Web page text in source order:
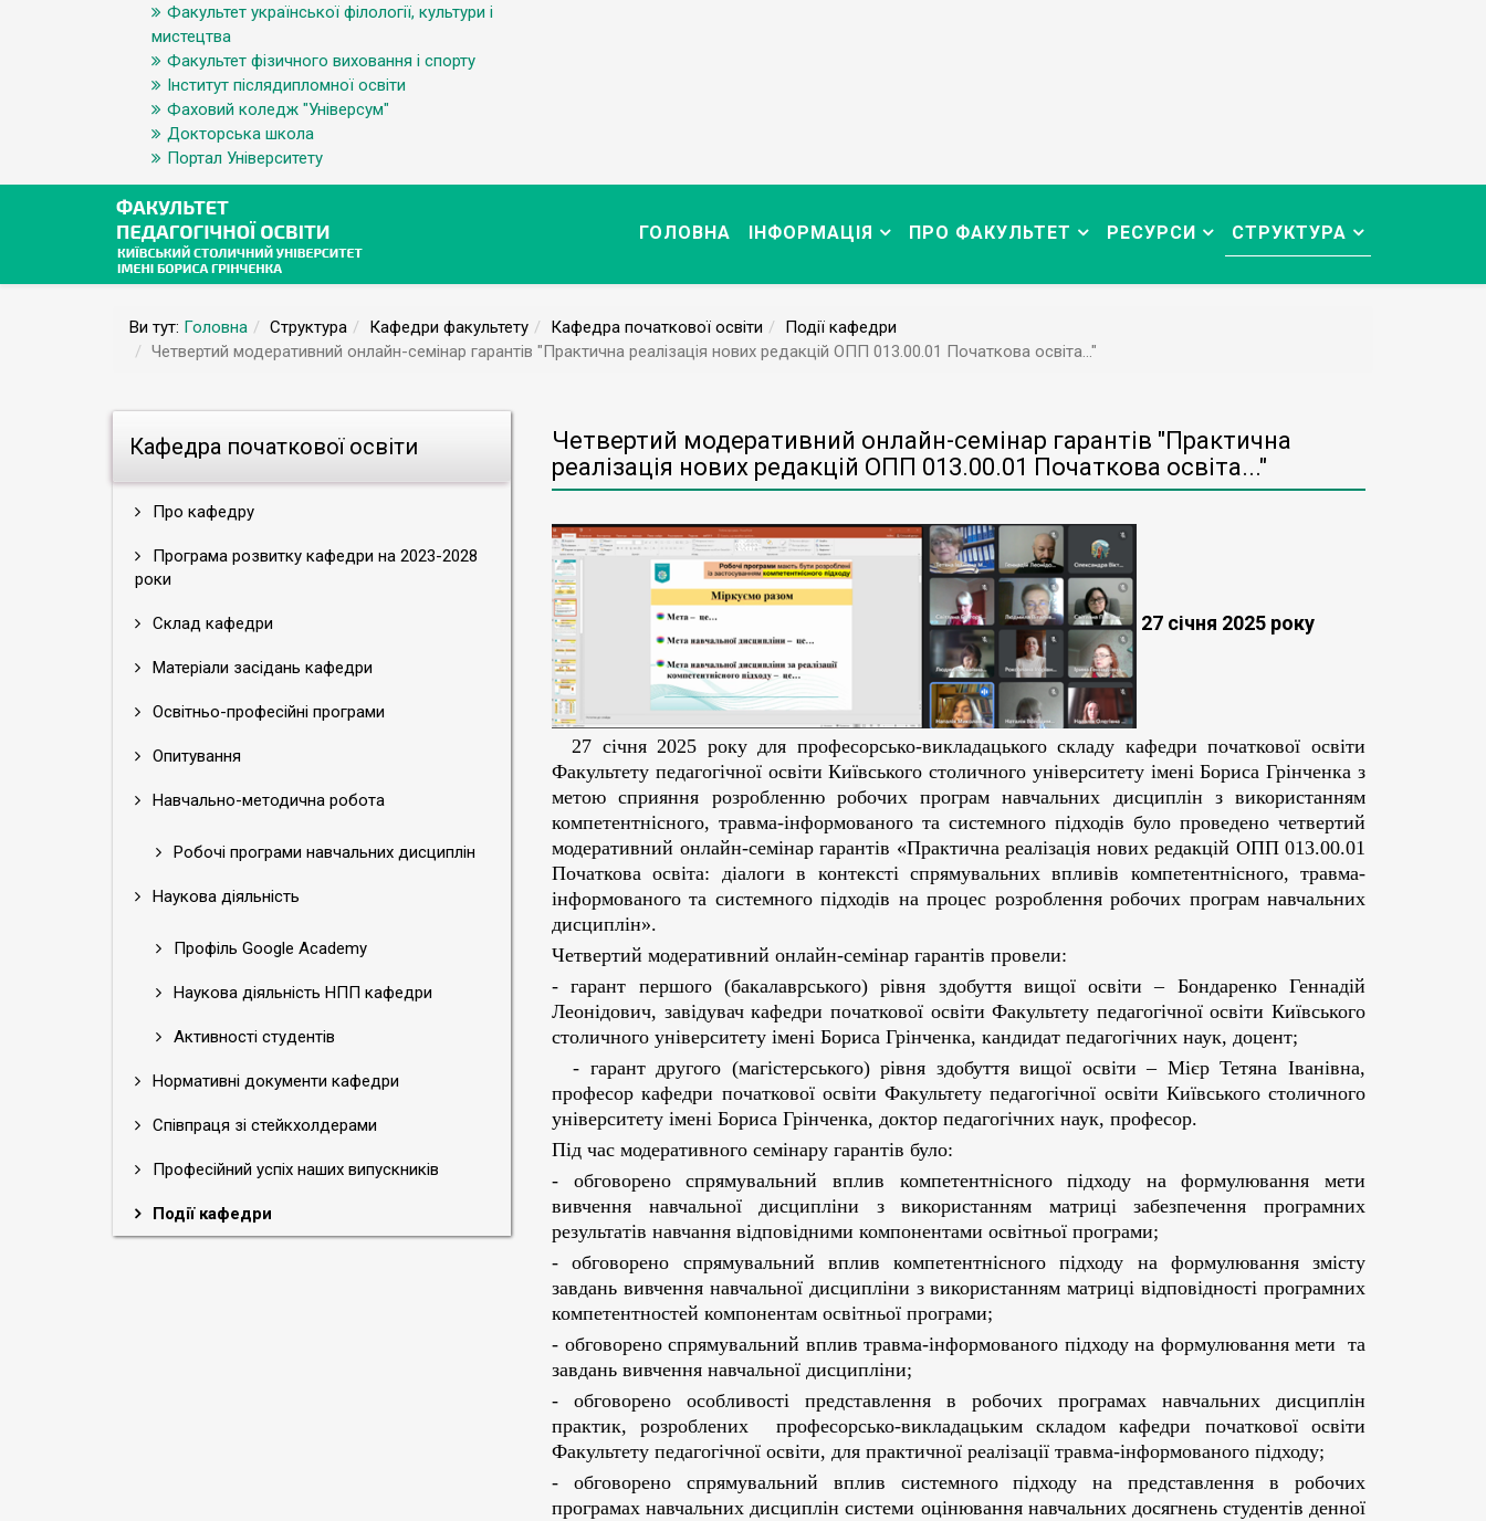
Факультет української філології, культури і
мистецтва
Факультет фізичного виховання і спорту
Інститут післядипломної освіти
Фаховий коледж "Універсум"
Докторська школа
Портал Університету
ГОЛОВНА ІНФОРМАЦІЯ ПРО ФАКУЛЬТЕТ РЕСУРСИ СТРУКТУРА
Ви тут: Головна Структура Кафедри факультету Кафедра початкової освіти
Події кафедри
Четвертий модеративний онлайн-семінар гарантів "Практична реалізація нових редакцій ОПП 013.00.01 Початкова освіта..."
Кафедра початкової освіти
Про кафедру
Програма розвитку кафедри на 2023-2028
роки
Склад кафедри
Матеріали засідань кафедри
Освітньо-професійні програми
Опитування
Навчально-методична робота
Робочі програми навчальних дисциплін
Наукова діяльність
Профіль Google Academy
Наукова діяльність НПП кафедри
Активності студентів
Нормативні документи кафедри
Співпраця зі стейкхолдерами
Професійний успіх наших випускників
Події кафедри
Четвертий модеративний онлайн-семінар гарантів "Практична
реалізація нових редакцій ОПП 013.00.01 Початкова освіта..."
27 січня 2025 року
27 січня 2025 року для професорсько-викладацького складу кафедри початкової освіти
Факультету педагогічної освіти Київського столичного університету імені Бориса Грінченка з
метою сприяння розробленню робочих програм навчальних дисциплін з використанням
компетентнісного, травма-інформованого та системного підходів було проведено четвертий
модеративний онлайн-семінар гарантів «Практична реалізація нових редакцій ОПП 013.00.01
Початкова освіта: діалоги в контексті спрямувальних впливів компетентнісного, травма-
інформованого та системного підходів на процес розроблення робочих програм навчальних
дисциплін».
Четвертий модеративний онлайн-семінар гарантів провели:
- гарант першого (бакалаврського) рівня здобуття вищої освіти – Бондаренко Геннадій
Леонідович, завідувач кафедри початкової освіти Факультету педагогічної освіти Київського
столичного університету імені Бориса Грінченка, кандидат педагогічних наук, доцент;
- гарант другого (магістерського) рівня здобуття вищої освіти – Мієр Тетяна Іванівна,
професор кафедри початкової освіти Факультету педагогічної освіти Київського столичного
університету імені Бориса Грінченка, доктор педагогічних наук, професор.
Під час модеративного семінару гарантів було:
- обговорено спрямувальний вплив компетентнісного підходу на формулювання мети
вивчення навчальної дисципліни з використанням матриці забезпечення програмних
результатів навчання відповідними компонентами освітньої програми;
- обговорено спрямувальний вплив компетентнісного підходу на формулювання змісту
завдань вивчення навчальної дисципліни з використанням матриці відповідності програмних
компетентностей компонентам освітньої програми;
- обговорено спрямувальний вплив травма-інформованого підходу на формулювання мети та
завдань вивчення навчальної дисципліни;
- обговорено особливості представлення в робочих програмах навчальних дисциплін
практик, розроблених професорсько-викладацьким складом кафедри початкової освіти
Факультету педагогічної освіти, для практичної реалізації травма-інформованого підходу;
- обговорено спрямувальний вплив системного підходу на представлення в робочих
програмах навчальних дисциплін системи оцінювання навчальних досягнень студентів денної